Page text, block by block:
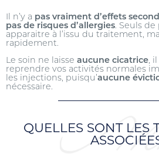
Il n’y a pas vraiment d’effets
pas de risques d’allergies. Seuls
apparaitre à l’issu du traitement,
rapidement.
Le soin ne laisse aucune cicatrice,
reprendre vos activités normales
les injections, puisqu’aucune
nécessaire.
QUELLES SONT LES